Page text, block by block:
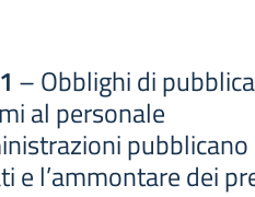
– Obblighi di
al personale
e l’ammontare dei